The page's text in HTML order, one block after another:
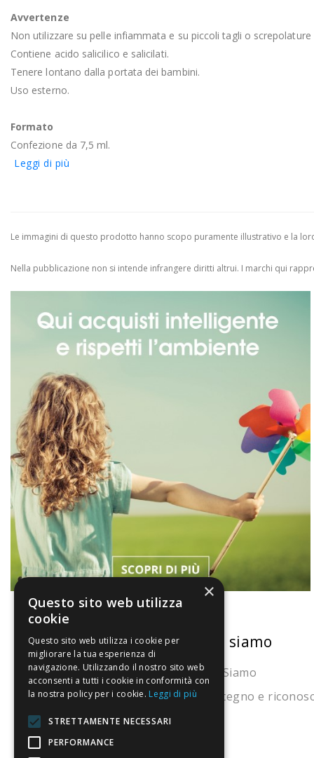
Avvertenze
Non utilizzare su pelle infiammata e su piccoli tagli o
Contiene acido salicilico e salicilati.
Tenere lontano dalla portata dei bambini.
Uso esterno.
Formato
Confezione da 7,5 ml.
Leggi di più
Le immagini di questo prodotto hanno scopo puramente illustrativo e la
Nella pubblicazione non si intende infrangere diritti altrui. I marchi qui
La nostra convenienza
Il risparmio che fa ambiente
Il nostro manifesto
Il blog
Perché fidarti
Chi siamo
Chi Siamo
Sostegno e
×
Questo sito web utilizza
cookie
Questo sito web utilizza i cookie per
migliorare la tua esperienza di
navigazione. Utilizzando il nostro sito web
acconsenti a tutti i cookie in conformità con
la nostra policy per i cookie. Leggi di più
STRETTAMENTE NECESSARI
PERFORMANCE